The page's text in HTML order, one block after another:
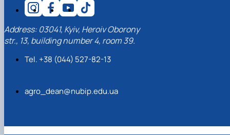
Address: 03041, Kyiv, Heroiv Oborony
str., 13, building number 4, room 39.
Tel. +38 (044) 527-82-13
agro_dean@nubip.edu.ua